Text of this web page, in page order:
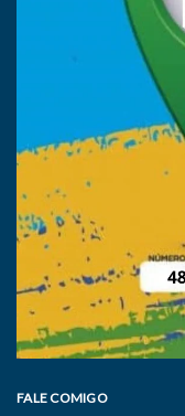
FALE COMIGO